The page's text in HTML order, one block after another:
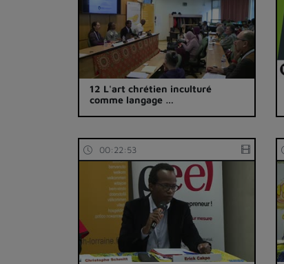
12 L'art chrétien inculturé
comme langage …
00:22:53